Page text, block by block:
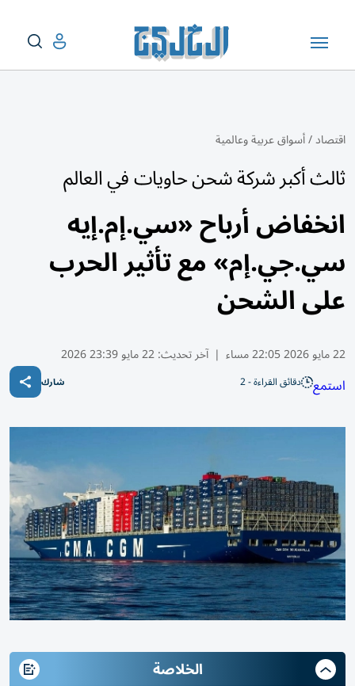
اقتصاد/أسواق عربية وعالمية
ثالث أكبر شركة شحن حاويات في العالم
انخفاض أرباح «سي.إم.إيه
سي.جي.إم» مع تأثير الحرب
على الشحن
22 مايو 2026 22:05 مساء | آخر تحديث:22 مايو 23:39 2026
استمع دقائق القراءة - 2 شارك
الخلاصة